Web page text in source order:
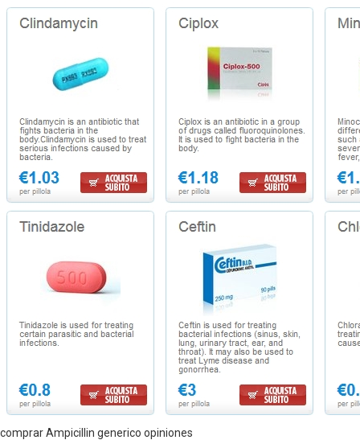
comprar Ampicillin generico opiniones